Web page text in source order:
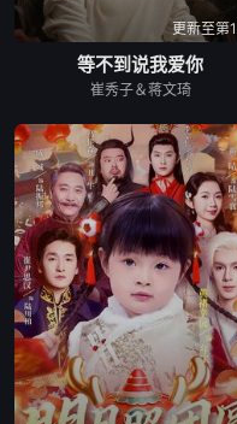
更新至第
等不到说我爱你
崔秀子＆蒋文琦